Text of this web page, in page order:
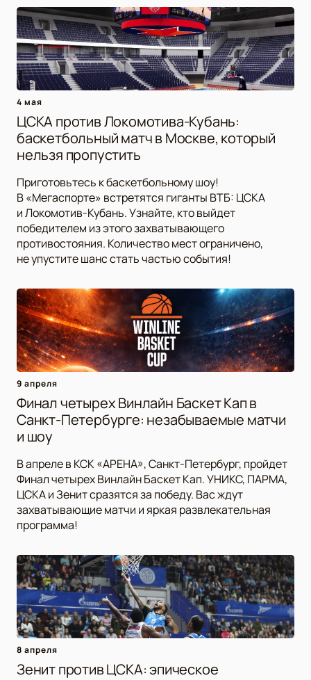
4 мая
ЦСКА против Локомотива-Кубань:
баскетбольный матч в Москве, который
нельзя пропустить
Приготовьтесь к баскетбольному шоу!
В «Мегаспорте» встретятся гиганты ВТБ: ЦСКА
и Локомотив-Кубань. Узнайте, кто выйдет
победителем из этого захватывающего
противостояния. Количество мест ограничено,
не упустите шанс стать частью события!
9 апреля
Финал четырех Винлайн Баскет Кап в
Санкт-Петербурге: незабываемые матчи
и шоу
В апреле в КСК «АРЕНА», Санкт-Петербург, пройдет
Финал четырех Винлайн Баскет Кап. УНИКС, ПАРМА,
ЦСКА и Зенит сразятся за победу. Вас ждут
захватывающие матчи и яркая развлекательная
программа!
8 апреля
Зенит против ЦСКА: эпическое